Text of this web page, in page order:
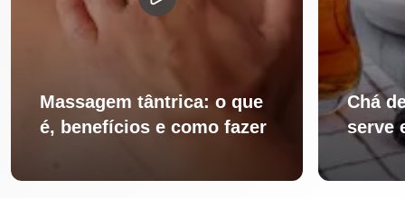
Massagem tântrica: o que
é, benefícios e como fazer
Chá
serve